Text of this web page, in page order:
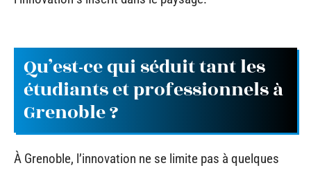
Qu’est-ce qui séduit tant les
étudiants et professionnels à
Grenoble ?
À Grenoble, l’innovation ne se limite pas à quelques